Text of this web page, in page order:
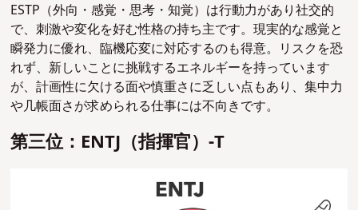
ESTP（外向・感覚・思考・知覚）は行動力があり社交的
で、刺激や変化を好む性格の持ち主です。現実的な感覚と
瞬発力に優れ、臨機応変に対応するのも得意。リスクを恐
れず、新しいことに挑戦するエネルギーを持っています
が、計画性に欠ける面や慎重さに乏しい点もあり、集中力
や几帳面さが求められる仕事には不向きです。
第三位：ENTJ（指揮官）-T